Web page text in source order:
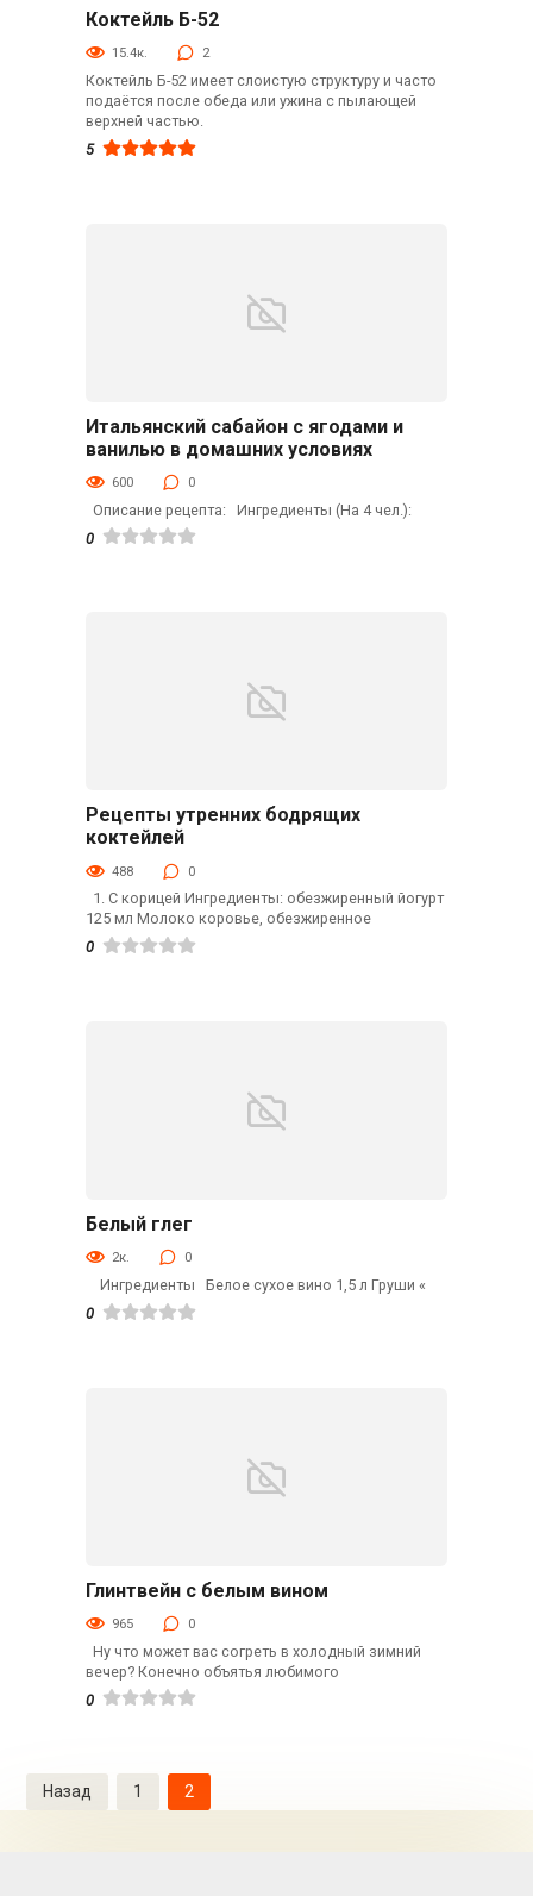
Коктейль Б-52
15.4к. 2
Коктейль Б-52 имеет слоистую структуру и часто
подаётся после обеда или ужина с пылающей
верхней частью.
5
Итальянский сабайон с ягодами и
ванилью в домашних условиях
600 0
Описание рецепта: Ингредиенты (На 4 чел.):
0
Напитки
Рецепты утренних бодрящих
коктейлей
488 0
1. С корицей Ингредиенты: обезжиренный йогурт
125 мл Молоко коровье, обезжиренное
0
Белый глег
2к. 0
Ингредиенты Белое сухое вино 1,5 л Груши «
0
Глинтвейн с белым вином
965 0
Ну что может вас согреть в холодный зимний
вечер? Конечно объятья любимого
0
Навигация
Назад 1 2